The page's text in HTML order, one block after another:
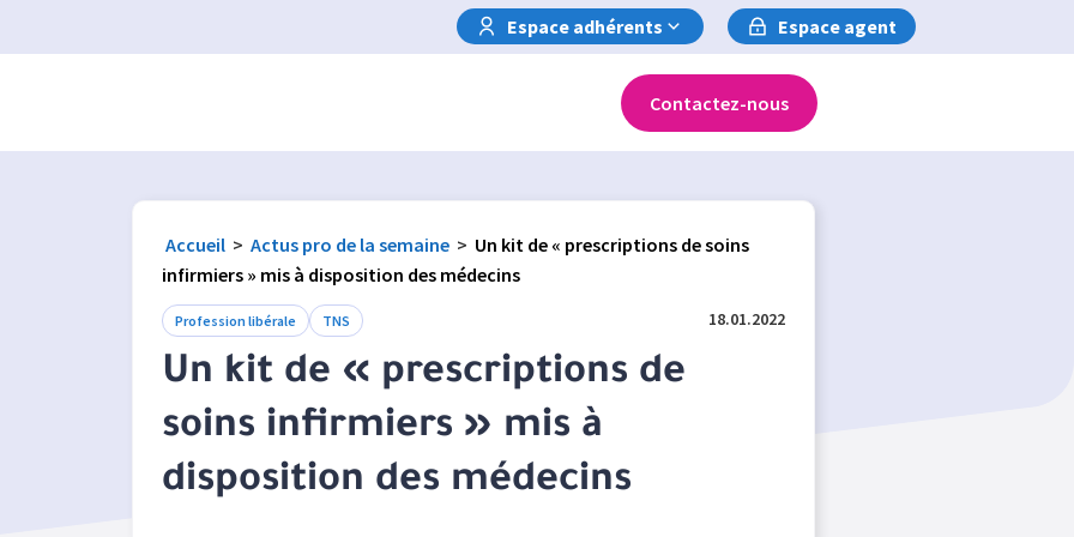
Espace adhérents
Espace agent
Contactez-nous
Accueil > Actus pro de la semaine > Un kit de « prescriptions de soins
infirmiers » mis à disposition des médecins
Profession libérale TNS 18.01.2022
Un kit de « prescriptions de
soins infirmiers » mis à
disposition des médecins